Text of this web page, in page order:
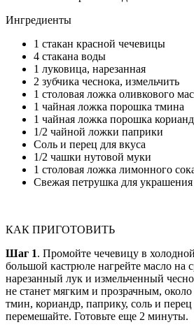
Ингредиенты
1 стакан красной чечевицы
4 стакана воды
1 луковица, нарезанная
2 зубчика чеснока, измельчить
1 столовая ложка оливкового
1 чайная ложка порошка тмина
1 чайная ложка порошка
1/2 чайной ложки паприки
Соль и перец для вкуса
1/2 чашки нутовой муки
1 столовая ложка лимонного
Свежая петрушка для украшения
КАК ПРИГОТОВИТЬ
Шаг 1. Промойте чечевицу в
большой кастрюле нагрейте масло на
нарезанный лук и измельченный
не станет мягким и прозрачным,
тмин, кориандр, паприку, соль и
перемешайте. Готовьте еще 2 минуты.